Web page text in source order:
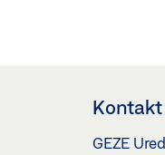
Kontakt
GEZE Ured